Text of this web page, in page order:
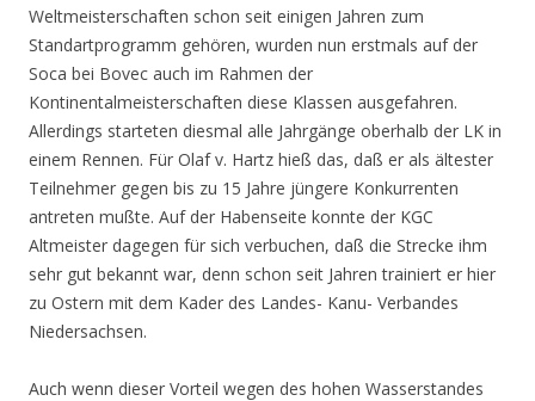
Weltmeisterschaften schon seit einigen Jahren zum
Standartprogramm gehören, wurden nun erstmals auf der
Soca bei Bovec auch im Rahmen der
Kontinentalmeisterschaften diese Klassen ausgefahren.
Allerdings starteten diesmal alle Jahrgänge oberhalb der LK in
einem Rennen. Für Olaf v. Hartz hieß das, daß er als ältester
Teilnehmer gegen bis zu 15 Jahre jüngere Konkurrenten
antreten mußte. Auf der Habenseite konnte der KGC
Altmeister dagegen für sich verbuchen, daß die Strecke ihm
sehr gut bekannt war, denn schon seit Jahren trainiert er hier
zu Ostern mit dem Kader des Landes- Kanu- Verbandes
Niedersachsen.
Auch wenn dieser Vorteil wegen des hohen Wasserstandes